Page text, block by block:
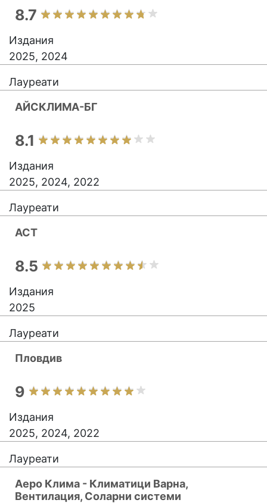
8.7
Издания
2025, 2024
Лауреати
АЙСКЛИМА-БГ
8.1
Издания
2025, 2024, 2022
Лауреати
АСТ
8.5
Издания
2025
Лауреати
Пловдив
9
Издания
2025, 2024, 2022
Лауреати
Аеро Клима - Климатици Варна,
Вентилация, Соларни системи